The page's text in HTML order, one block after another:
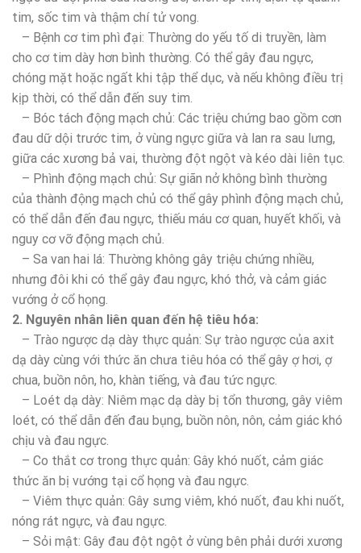
tim, sốc tim và thậm chí tử vong.
– Bệnh cơ tim phì đại: Thường do yếu tố di truyền, làm
cho cơ tim dày hơn bình thường. Có thể gây đau ngực,
chóng mặt hoặc ngất khi tập thể dục, và nếu không điều trị
kịp thời, có thể dẫn đến suy tim.
– Bóc tách động mạch chủ: Các triệu chứng bao gồm cơn
đau dữ dội trước tim, ở vùng ngực giữa và lan ra sau lưng,
giữa các xương bả vai, thường đột ngột và kéo dài liên tục.
– Phình động mạch chủ: Sự giãn nở không bình thường
của thành động mạch chủ có thể gây phình động mạch chủ,
có thể dẫn đến đau ngực, thiếu máu cơ quan, huyết khối, và
nguy cơ vỡ động mạch chủ.
– Sa van hai lá: Thường không gây triệu chứng nhiều,
nhưng đôi khi có thể gây đau ngực, khó thở, và cảm giác
vướng ở cổ họng.
2. Nguyên nhân liên quan đến hệ tiêu hóa:
– Trào ngược dạ dày thực quản: Sự trào ngược của axit
dạ dày cùng với thức ăn chưa tiêu hóa có thể gây ợ hơi, ợ
chua, buồn nôn, ho, khàn tiếng, và đau tức ngực.
– Loét dạ dày: Niêm mạc dạ dày bị tổn thương, gây viêm
loét, có thể dẫn đến đau bụng, buồn nôn, nôn, cảm giác khó
chịu và đau ngực.
– Co thắt cơ trong thực quản: Gây khó nuốt, cảm giác
thức ăn bị vướng tại cổ họng và đau ngực.
– Viêm thực quản: Gây sưng viêm, khó nuốt, đau khi nuốt,
nóng rát ngực, và đau ngực.
– Sỏi mật: Gây đau đột ngột ở vùng bên phải dưới xương